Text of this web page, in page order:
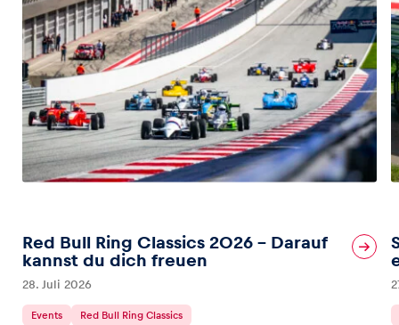
Red Bull Ring Classics 2026 – Darauf
kannst du dich freuen
28. Juli 2026
Events Red Bull Ring Classics